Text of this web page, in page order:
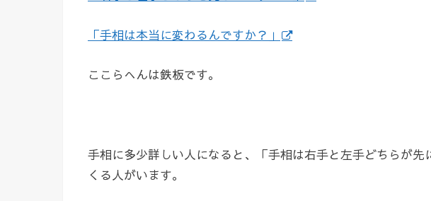
「手相は本当に変わるんですか？」
ここらへんは鉄板です。
手相に多少詳しい人になると、「手相は右手と左手どちらが先
くる人がいます。